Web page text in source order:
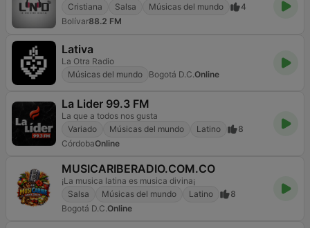
Cristiana Salsa Músicas del mundo
4
Bolívar88.2 FM
Lativa
La Otra Radio
Músicas del mundo
Bogotá D.C.Online
La Lider 99.3 FM
La que a todos nos gusta
Variado
Músicas del mundo Latino
8
CórdobaOnline
MUSICARIBERADIO.COM.CO
¡La musica latina es musica divina¡
Salsa
Músicas del mundo Latino
8
Bogotá D.C.Online